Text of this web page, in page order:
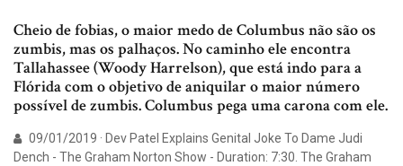
Cheio de fobias, o maior medo de Columbus não são os
zumbis, mas os palhaços. No caminho ele encontra
Tallahassee (Woody Harrelson), que está indo para a
Flórida com o objetivo de aniquilar o maior número
possível de zumbis. Columbus pega uma carona com ele.
09/01/2019 · Dev Patel Explains Genital Joke To Dame Judi
Dench - The Graham Norton Show - Duration: 7:30. The Graham